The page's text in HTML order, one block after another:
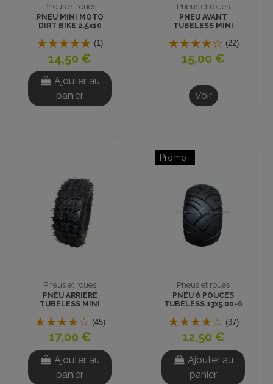
Pneus et roues
PNEU MINI MOTO
DIRT BIKE 2.5x10
(1)
14,50 €
Ajouter au
panier
Pneus et roues
PNEU AVANT
TUBELESS MINI
pouces 4.10-6(22)
15,00 €
Voir
Pneus et roues
PNEU ARRIERE
TUBELESS MINI
pouces 13x5.00-6
(45)
17,00 €
Ajouter au
panier
Promo !
Pneus et roues
PNEU 6 POUCES
TUBELESS 13x5.00-6
(37)
12,50 €
Ajouter au
panier